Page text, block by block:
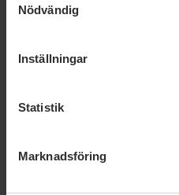
Nödvändig
Inställningar
Statistik
Marknadsföring
att
sprida